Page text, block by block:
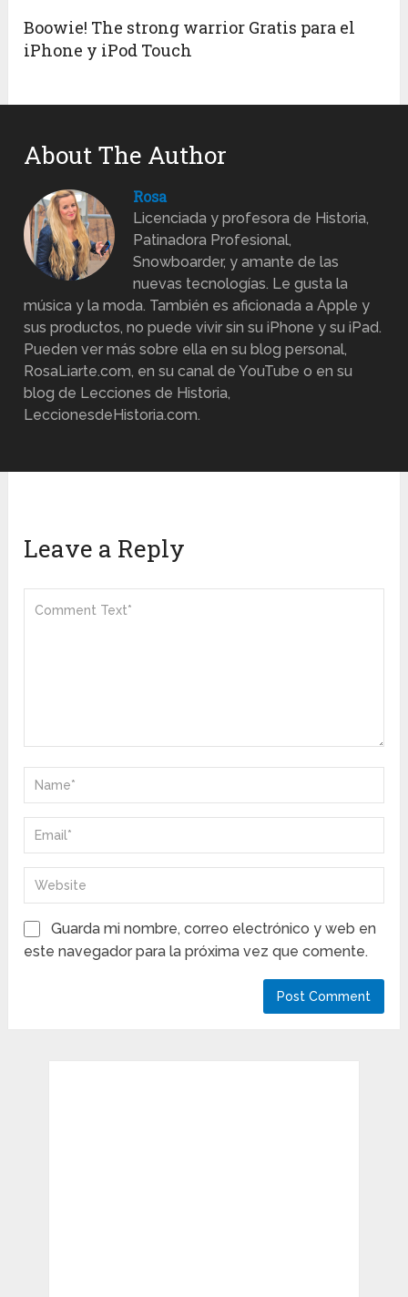
Boowie! The strong warrior Gratis para el
iPhone y iPod Touch
About The Author
Rosa
Licenciada y profesora de Historia,
Patinadora Profesional,
Snowboarder, y amante de las
nuevas tecnologías. Le gusta la
música y la moda. También es aficionada a Apple y
sus productos, no puede vivir sin su iPhone y su iPad.
Pueden ver más sobre ella en su blog personal,
RosaLiarte.com, en su canal de YouTube o en su
blog de Lecciones de Historia,
LeccionesdeHistoria.com.
Leave a Reply
Guarda mi nombre, correo electrónico y web en
este navegador para la próxima vez que comente.